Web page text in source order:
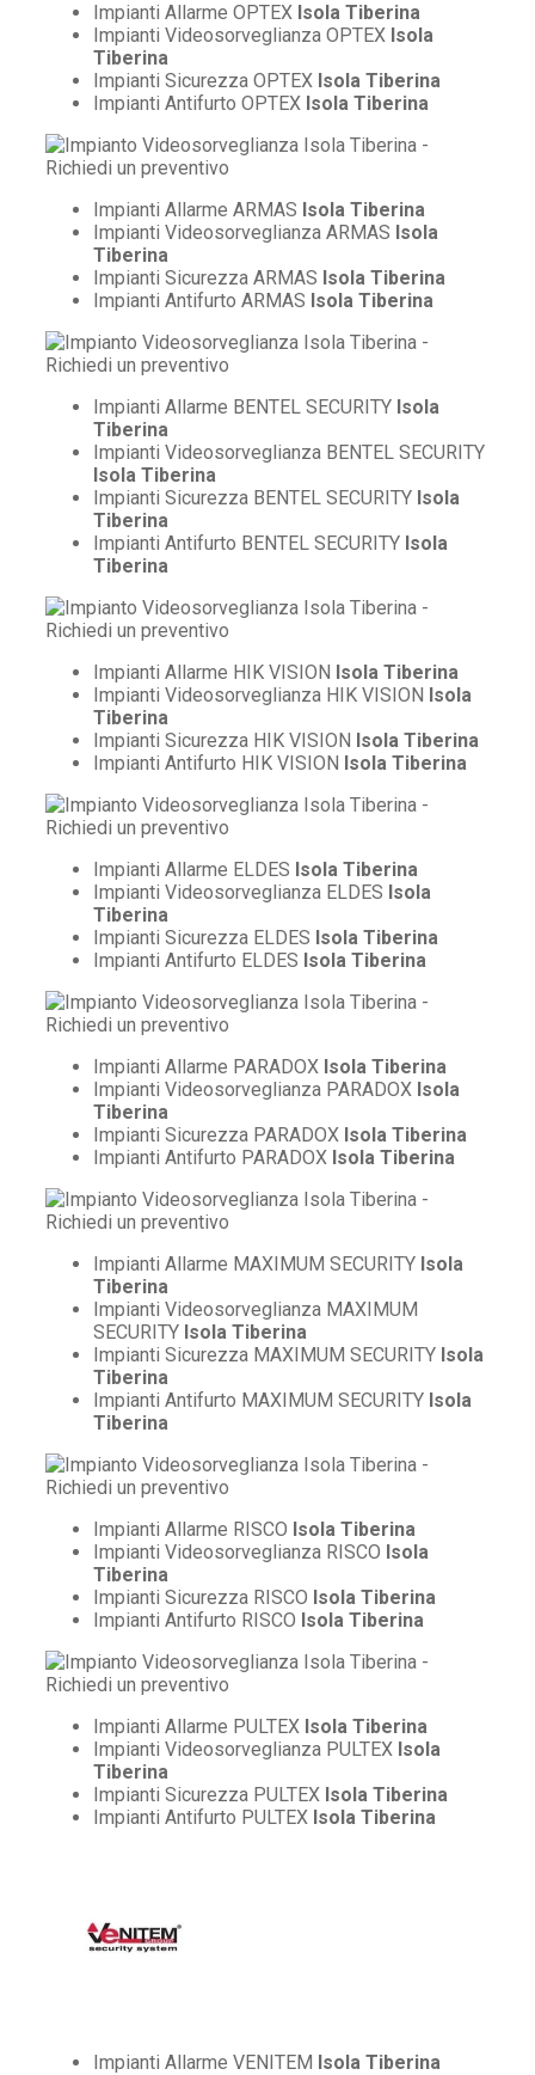
Impianti Allarme OPTEX Isola Tiberina
Impianti Videosorveglianza OPTEX Isola
Tiberina
Impianti Sicurezza OPTEX Isola Tiberina
Impianti Antifurto OPTEX Isola Tiberina
Impianti Allarme ARMAS Isola Tiberina
Impianti Videosorveglianza ARMAS Isola
Tiberina
Impianti Sicurezza ARMAS Isola Tiberina
Impianti Antifurto ARMAS Isola Tiberina
Impianti Allarme BENTEL SECURITY Isola
Tiberina
Impianti Videosorveglianza BENTEL SECURITY
Isola Tiberina
Impianti Sicurezza BENTEL SECURITY Isola
Tiberina
Impianti Antifurto BENTEL SECURITY Isola
Tiberina
Impianti Allarme HIK VISION Isola Tiberina
Impianti Videosorveglianza HIK VISION Isola
Tiberina
Impianti Sicurezza HIK VISION Isola Tiberina
Impianti Antifurto HIK VISION Isola Tiberina
Impianti Allarme ELDES Isola Tiberina
Impianti Videosorveglianza ELDES Isola
Tiberina
Impianti Sicurezza ELDES Isola Tiberina
Impianti Antifurto ELDES Isola Tiberina
Impianti Allarme PARADOX Isola Tiberina
Impianti Videosorveglianza PARADOX Isola
Tiberina
Impianti Sicurezza PARADOX Isola Tiberina
Impianti Antifurto PARADOX Isola Tiberina
Impianti Allarme MAXIMUM SECURITY Isola
Tiberina
Impianti Videosorveglianza MAXIMUM
SECURITY Isola Tiberina
Impianti Sicurezza MAXIMUM SECURITY Isola
Tiberina
Impianti Antifurto MAXIMUM SECURITY Isola
Tiberina
Impianti Allarme RISCO Isola Tiberina
Impianti Videosorveglianza RISCO Isola
Tiberina
Impianti Sicurezza RISCO Isola Tiberina
Impianti Antifurto RISCO Isola Tiberina
Impianti Allarme PULTEX Isola Tiberina
Impianti Videosorveglianza PULTEX Isola
Tiberina
Impianti Sicurezza PULTEX Isola Tiberina
Impianti Antifurto PULTEX Isola Tiberina
Impianti Allarme VENITEM Isola Tiberina